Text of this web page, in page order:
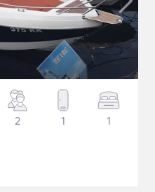
2 1 1